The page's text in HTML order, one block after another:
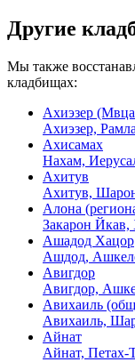
Другие
Мы также
кладбищах:
Ахиэзер
Ахиэзер,
Ахисамах
Нахам,
Ахитув
Ахитув,
Алона
Закарон
Ашадод Хацор
Ашдод,
Авигдор
Авигдор,
Авихаиль
Авихаиль,
Айнат
Айнат, Петах-